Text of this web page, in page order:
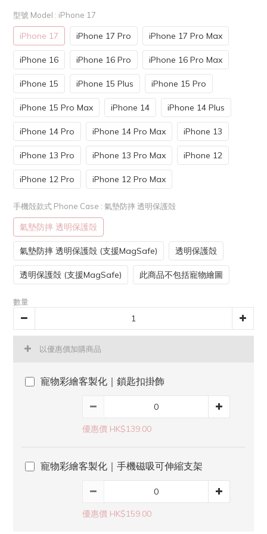
型號 Model : iPhone 17
iPhone 17 iPhone 17 Pro iPhone 17 Pro Max
iPhone 16 iPhone 16 Pro iPhone 16 Pro Max
iPhone 15 iPhone 15 Plus iPhone 15 Pro
iPhone 15 Pro Max iPhone 14 iPhone 14 Plus
iPhone 14 Pro iPhone 14 Pro Max iPhone 13
iPhone 13 Pro iPhone 13 Pro Max iPhone 12
iPhone 12 Pro iPhone 12 Pro Max
手機殻款式 Phone Case : 氣墊防摔 透明保護殻
氣墊防摔 透明保護殻
氣墊防摔 透明保護殻 (支援MagSafe) 透明保護殻
透明保護殻 (支援MagSafe) 此商品不包括寵物繪圖
數量
以優惠價加購商品
寵物彩繪客製化｜鎖匙扣掛飾
優惠價 HK$139.00
寵物彩繪客製化｜手機磁吸可伸縮支架
優惠價 HK$159.00